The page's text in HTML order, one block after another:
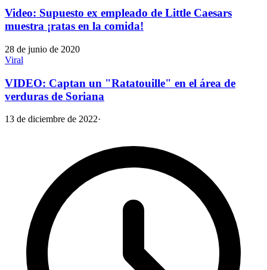
Video: Supuesto ex empleado de Little Caesars
muestra ¡ratas en la comida!
28 de junio de 2020
Viral
VIDEO: Captan un "Ratatouille" en el área de
verduras de Soriana
13 de diciembre de 2022·